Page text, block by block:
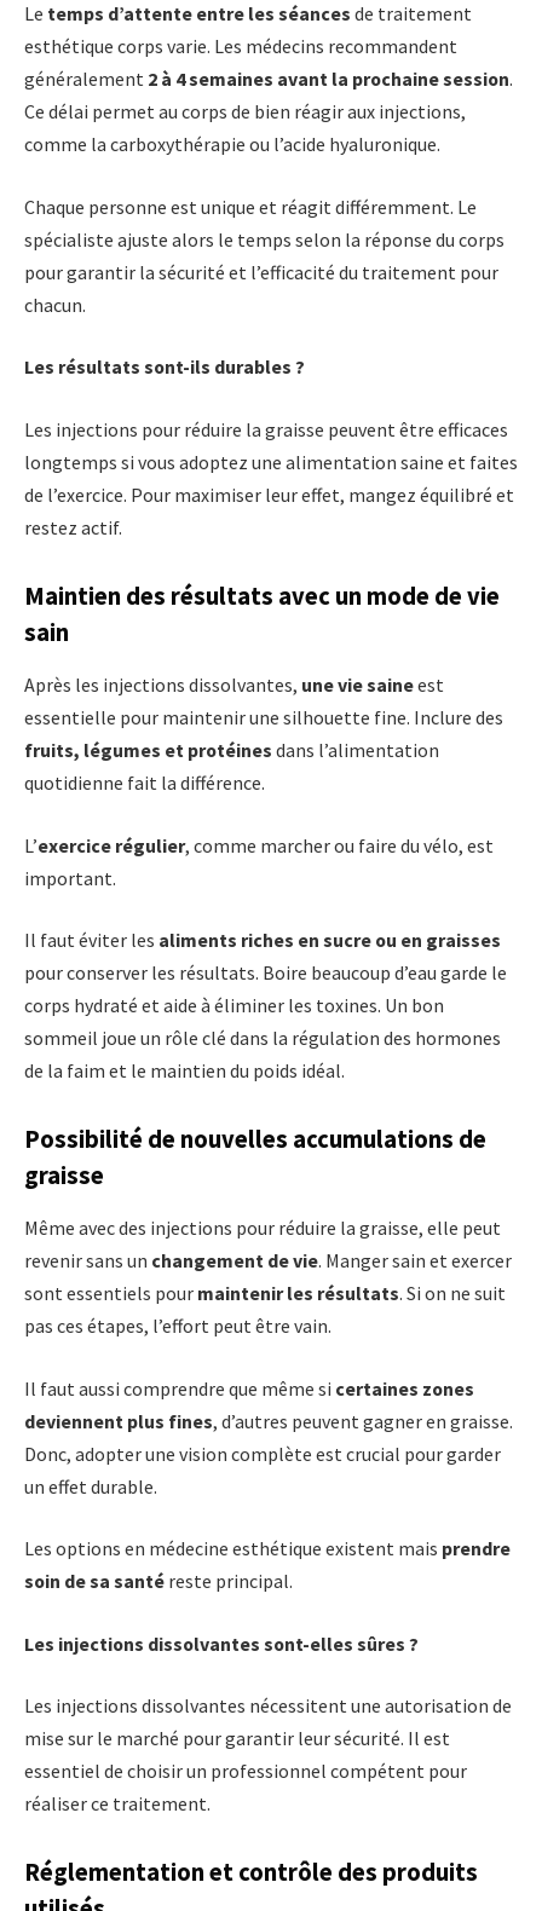
Le temps d’attente entre les séances de traitement
esthétique corps varie. Les médecins recommandent
généralement 2 à 4 semaines avant la prochaine session.
Ce délai permet au corps de bien réagir aux injections,
comme la carboxythérapie ou l’acide hyaluronique.
Chaque personne est unique et réagit différemment. Le
spécialiste ajuste alors le temps selon la réponse du corps
pour garantir la sécurité et l’efficacité du traitement pour
chacun.
Les résultats sont-ils durables ?
Les injections pour réduire la graisse peuvent être efficaces
longtemps si vous adoptez une alimentation saine et faites
de l’exercice. Pour maximiser leur effet, mangez équilibré et
restez actif.
Maintien des résultats avec un mode de vie
sain
Après les injections dissolvantes, une vie saineest
essentielle pour maintenir une silhouette fine. Inclure des
fruits, légumes et protéines dans l’alimentation
quotidienne fait la différence.
L’exercice régulier, comme marcher ou faire du vélo, est
important.
Il faut éviter les aliments riches en sucre ou en graisses
pour conserver les résultats. Boire beaucoup d’eau garde le
corps hydraté et aide à éliminer les toxines. Un bon
sommeil joue un rôle clé dans la régulation des hormones
de la faim et le maintien du poids idéal.
Possibilité de nouvelles accumulations de
graisse
Même avec des injections pour réduire la graisse, elle peut
revenir sans un changement de vie. Manger sain et exercer
sont essentiels pour maintenir les résultats. Si on ne suit
pas ces étapes, l’effort peut être vain.
Il faut aussi comprendre que même si certaines zones
deviennent plus fines, d’autres peuvent gagner en graisse.
Donc, adopter une vision complète est crucial pour garder
un effet durable.
Les options en médecine esthétique existent mais prendre
soin de sa santé reste principal.
Les injections dissolvantes sont-elles sûres ?
Les injections dissolvantes nécessitent une autorisation de
mise sur le marché pour garantir leur sécurité. Il est
essentiel de choisir un professionnel compétent pour
réaliser ce traitement.
Réglementation et contrôle des produits